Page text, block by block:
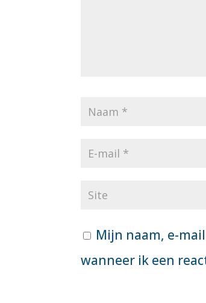
Mijn naam, e-
wanneer ik een